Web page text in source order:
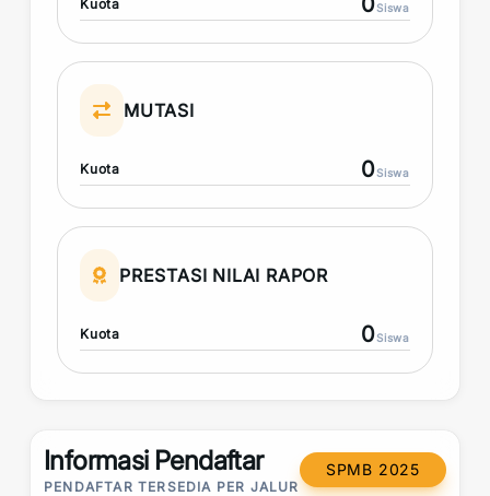
Kuota Siswa
MUTASI
Kuota 0Siswa
PRESTASI NILAI RAPOR
Kuota 0Siswa
Informasi Pendaftar
PENDAFTAR TERSEDIA PER JALUR
SPMB 2025